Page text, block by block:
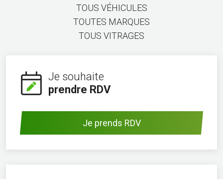
TOUS VÉHICULES
TOUTES MARQUES
TOUS VITRAGES
Je souhaite
prendre RDV
Je prends RDV